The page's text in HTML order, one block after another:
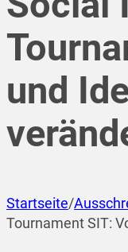
und
Startseite/
Tournament SIT: